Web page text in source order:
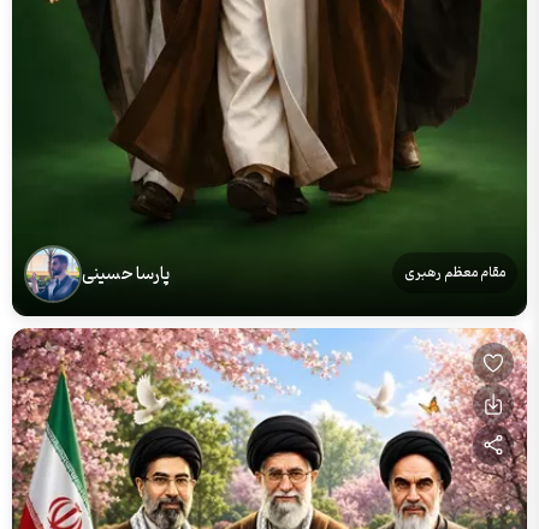
مقام معظم رهبری پارسا حسینی